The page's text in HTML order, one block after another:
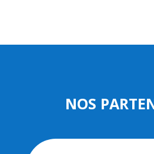
NOS